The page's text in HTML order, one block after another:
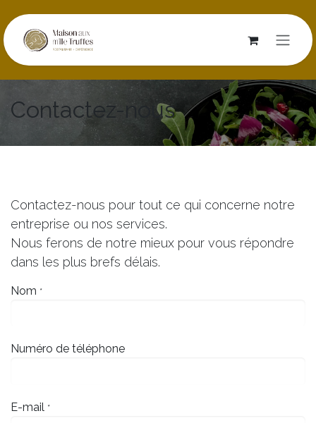
Se rendre au contenu
Contactez-nous
Contactez-nous pour tout ce qui concerne notre
entreprise ou nos services.
Nous ferons de notre mieux pour vous répondre
dans les plus brefs délais.
Nom *
Numéro de téléphone
E-mail *